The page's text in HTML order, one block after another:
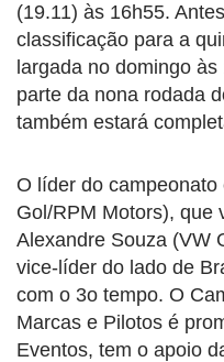
(19.11) às 16h55.
classificação para a
largada no domingo
parte da nona rodada
também estará
O líder do
Gol/RPM Motors), que
Alexandre Souza (VW
vice-líder do lado de
com o 3o tempo. O
Marcas e Pilotos é
Eventos, tem o apoio